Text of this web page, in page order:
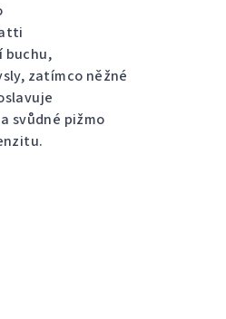
buchu,
zatímco něžné
svůdné pižmo